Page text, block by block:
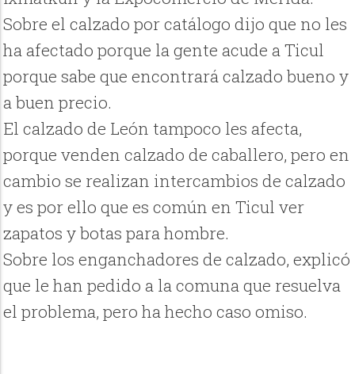
Sobre el calzado por catálogo dijo que no les
ha afectado porque la gente acude a Ticul
porque sabe que encontrará calzado bueno y
a buen precio.
El calzado de León tampoco les afecta,
porque venden calzado de caballero, pero en
cambio se realizan intercambios de calzado
y es por ello que es común en Ticul ver
zapatos y botas para hombre.
Sobre los enganchadores de calzado, explicó
que le han pedido a la comuna que resuelva
el problema, pero ha hecho caso omiso.